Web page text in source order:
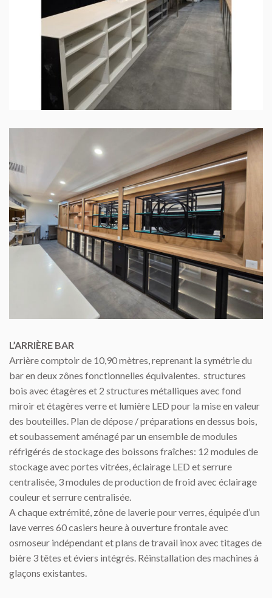
L’ARRIÈRE BAR
Arrière comptoir de 10,90 mètres, reprenant la symétrie du
bar en deux zônes fonctionnelles équivalentes. structures
bois avec étagères et 2 structures métalliques avec fond
miroir et étagères verre et lumière LED pour la mise en valeur
des bouteilles. Plan de dépose / préparations en dessus bois,
et soubassement aménagé par un ensemble de modules
réfrigérés de stockage des boissons fraîches: 12 modules de
stockage avec portes vitrées, éclairage LED et serrure
centralisée, 3 modules de production de froid avec éclairage
couleur et serrure centralisée.
A chaque extrémité, zône de laverie pour verres, équipée d’un
lave verres 60 casiers heure à ouverture frontale avec
osmoseur indépendant et plans de travail inox avec titages de
bière 3 têtes et éviers intégrés. Réinstallation des machines à
glaçons existantes.